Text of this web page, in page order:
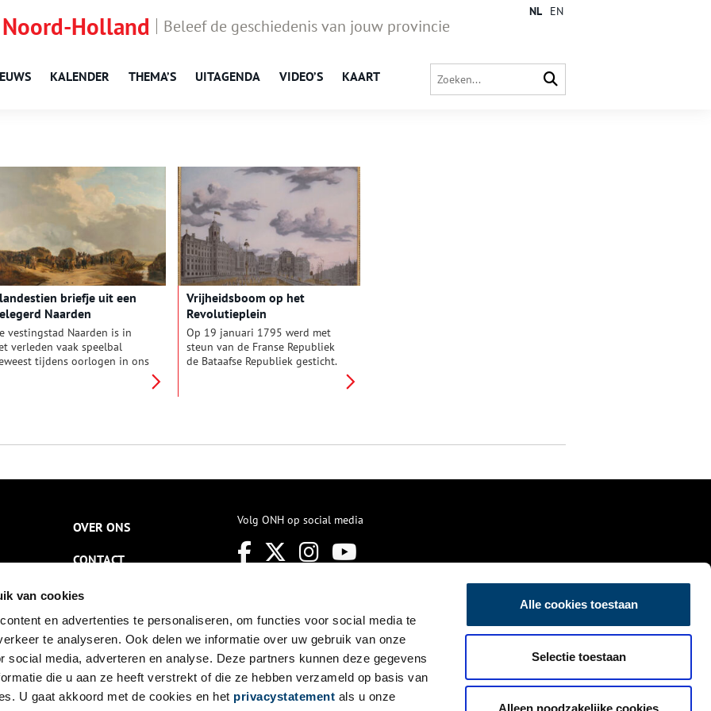
van cookies
en advertenties te personaliseren, om functies voor social media te
te analyseren. Ook delen we informatie over uw gebruik van onze
social media, adverteren en analyse. Deze partners kunnen deze gegevens
die u aan ze heeft verstrekt of die ze hebben verzameld op basis van
U gaat akkoord met de cookies en het privacystatement als u onze
Alle cookies toestaan
Selectie toestaan
Alleen noodzakelijke cookies
Holland Beleef de geschiedenis van jouw provincie
KALENDER THEMA’S UITAGENDA VIDEO’S KAART
NL EN
briefje uit een
Naarden
vestingstad Naarden is in
verleden vaak speelbal
tijdens oorlogen in ons
maandenlang belegerd
Vrijheidsboom op het
Revolutieplein
Op 19 januari 1795 werd met
steun van de Franse Republiek
de Bataafse Republiek gesticht.
vastgebonden moest worden.
OVER ONS
CONTACT
NIEUWSBRIEF
DISCLAIMER
PRIVACY
TOEGANKELIJKHEID
Volg ONH op social media